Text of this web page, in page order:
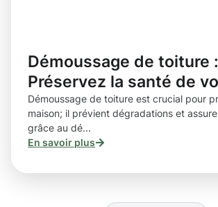
Démoussage de toiture :
Préservez la santé de
Démoussage de toiture est crucial pour
maison; il prévient dégradations et
grâce au dé...
En savoir plus